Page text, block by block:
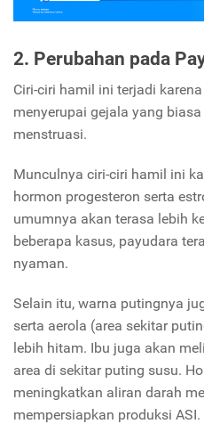
2. Perubahan pada
Ciri-ciri hamil ini terjadi
menyerupai gejala yang
menstruasi.
Munculnya ciri-ciri hamil ini
hormon progesteron serta
umumnya akan terasa lebih
beberapa kasus, payudara
nyaman.
Selain itu, warna putingnya
serta aerola (area sekitar
lebih hitam. Ibu juga akan
area di sekitar puting susu.
meningkatkan aliran darah
mempersiapkan produksi ASI.